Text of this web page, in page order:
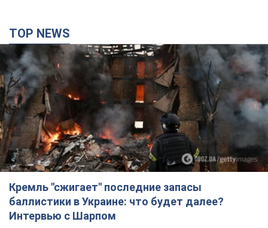
TOP NEWS
Кремль "сжигает" последние запасы
баллистики в Украине: что будет далее?
Интервью с Шарпом